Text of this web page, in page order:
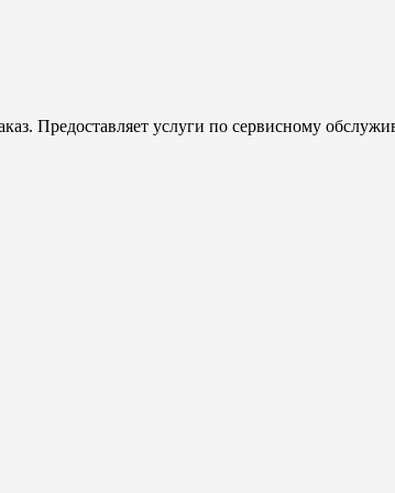
Предоставляет услуги по сервисному